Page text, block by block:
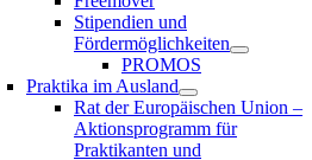
Stipendien und
Fördermöglichkeiten
PROMOS
Praktika im Ausland
Rat der Europäischen Union –
Aktionsprogramm für
Praktikanten und